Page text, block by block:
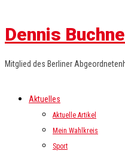
Dennis
Mitglied des Berliner
Aktuelles
Aktuelle Artikel
Mein Wahlkreis
Sport